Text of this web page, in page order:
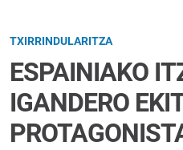
TXIRRINDULARITZA
ESPAINIAKO
IGANDERO